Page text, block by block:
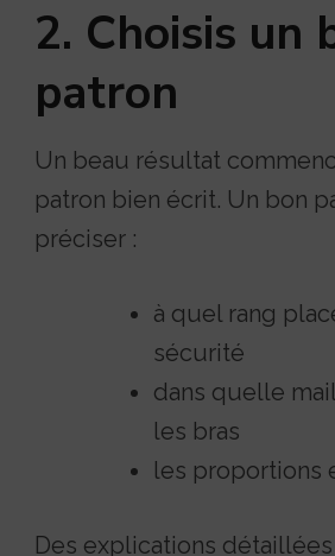
2. Choisis un
patron
Un beau résultat
patron bien écrit. Un bon
préciser :
à quel rang
sécurité
dans quelle
les bras
les proportions
Des explications